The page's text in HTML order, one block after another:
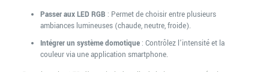
Passer aux LED RGB : Permet de choisir entre plusieurs
ambiances lumineuses (chaude, neutre, froide).
Intégrer un système domotique: Contrôlez l’intensité et la
couleur via une application smartphone.